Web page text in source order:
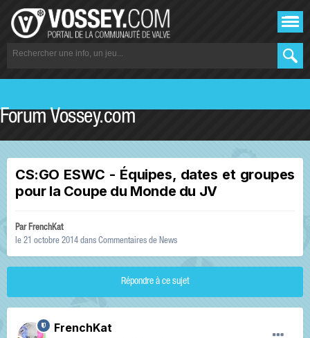
Forum Vossey.com
CS:GO ESWC - Équipes, dates et groupes
pour la Coupe du Monde du JV
ParFrenchKat
le 21 octobre 2014 dans Commentaires de News
Répondre à ce sujet
FrenchKat